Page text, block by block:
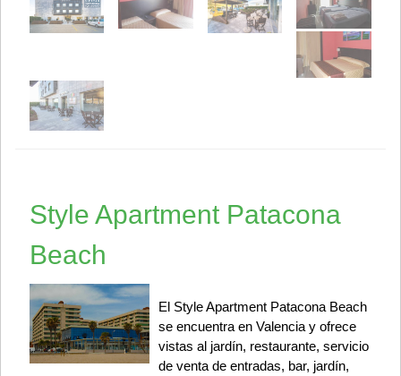
Style Apartment Patacona
Beach
El Style Apartment Patacona Beach
se encuentra en Valencia y ofrece
vistas al jardín, restaurante, servicio
de venta de entradas, bar, jardín,